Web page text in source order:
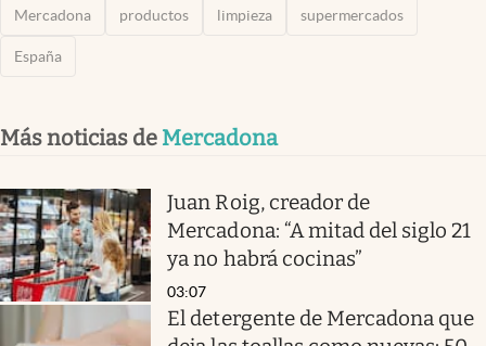
Mercadona productos limpieza supermercados
España
Más noticias de Mercadona
Juan Roig, creador de
Mercadona: “A mitad del siglo 21
ya no habrá cocinas”
03:07
El detergente de Mercadona que